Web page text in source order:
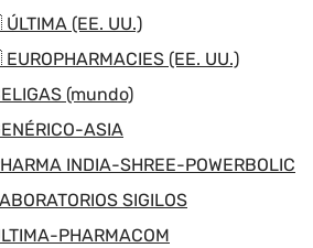
(EE. UU.)
(EE. UU.)
(mundo)
ASIA
INDIA-SHREE-POWERBOLIC
SIGILOS
PHARMACOM